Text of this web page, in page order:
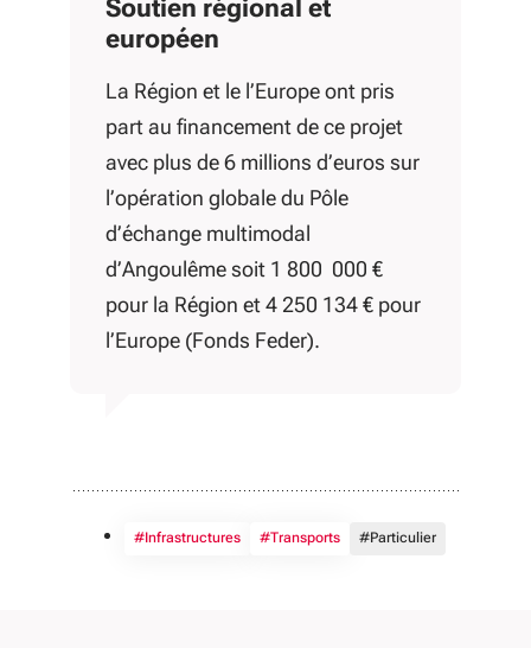
Soutien régional et
européen
La Région et le l’Europe ont pris
part au financement de ce projet
avec plus de 6 millions d’euros sur
l’opération globale du Pôle
d’échange multimodal
d’Angoulême soit 1 800 000 €
pour la Région et 4 250 134 € pour
l’Europe (Fonds Feder).
#Infrastructures #Transports #Particulier